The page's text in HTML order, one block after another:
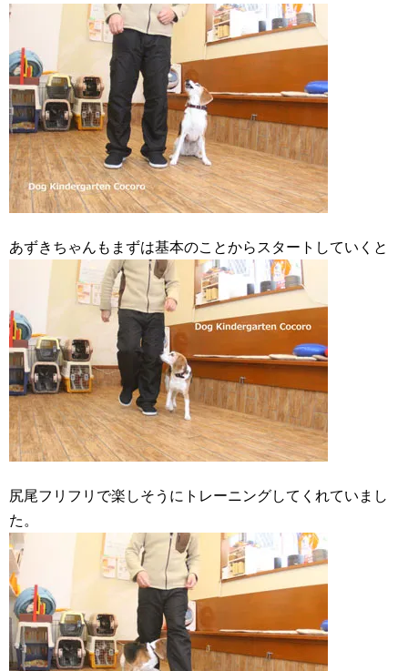
あずきちゃんもまずは基本のことからスタートしていくと
尻尾フリフリで楽しそうにトレーニングしてくれていまし
た。